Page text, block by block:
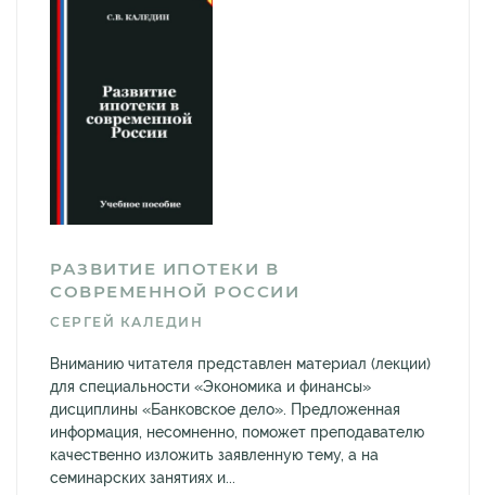
РАЗВИТИЕ ИПОТЕКИ В
СОВРЕМЕННОЙ РОССИИ
СЕРГЕЙ КАЛЕДИН
Вниманию читателя представлен материал (лекции)
для специальности «Экономика и финансы»
дисциплины «Банковское дело». Предложенная
информация, несомненно, поможет преподавателю
качественно изложить заявленную тему, а на
семинарских занятиях и...